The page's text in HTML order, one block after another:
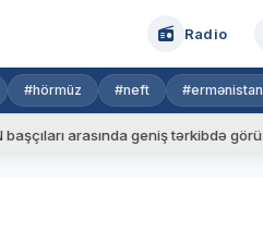
Radio
#hörmüz #neft #ermənistan
geniş tərkibdə görüş keçirilib